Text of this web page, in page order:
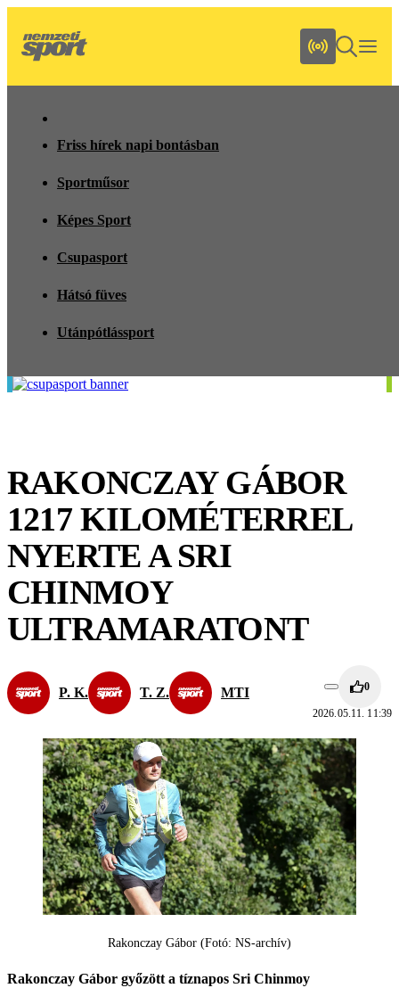
Friss hírek napi bontásban
Sportműsor
Képes Sport
Csupasport
Hátsó füves
Utánpótlássport
RAKONCZAY GÁBOR
1217 KILOMÉTERREL
NYERTE A SRI
CHINMOY
ULTRAMARATONT
P. K. T. Z. MTI 0
2026.05.11. 11:39
Rakonczay Gábor (Fotó: NS-archív)
Rakonczay Gábor győzött a tíznapos Sri Chinmoy